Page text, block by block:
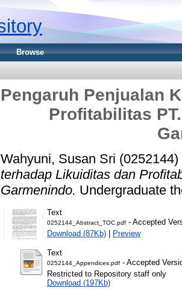
Browse
Pengaruh Penjualan
Profitabilitas
Wahyuni, Susan Sri (0252144)
terhadap Likuiditas dan
Garmenindo. Undergraduate
Text
0252144_Abstract_TOC.pdf - Accepted
Download (87Kb) | Preview
Text
0252144_Appendices.pdf - Accepted
Restricted to Repository staff only
Download (197Kb)